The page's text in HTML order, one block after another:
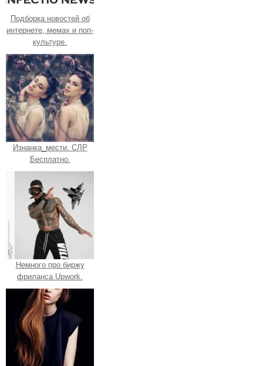
Подборка новостей об
интернете, мемах и поп-
культуре.
Изнанка_мести. СЛР
Бесплатно.
Немного про биржу
фриланса Upwork.